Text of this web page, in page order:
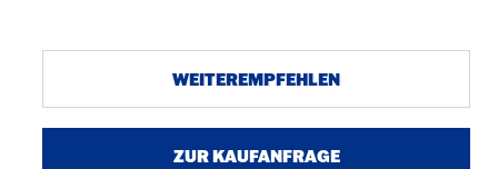
WEITEREMPFEHLEN
ZUR KAUFANFRAGE